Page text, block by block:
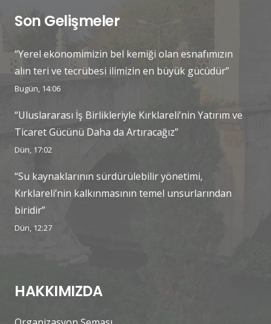
Son Gelişmeler
“Yerel ekonomimizin bel kemiği olan esnafımızın
alın teri ve tecrübesi ilimizin en büyük gücüdür”
Bugün, 14:06
“Uluslararası İş Birlikleriyle Kırklareli’nin Yatırım ve
Ticaret Gücünü Daha da Artıracağız”
Dün, 17:02
“Su kaynaklarının sürdürülebilir yönetimi,
Kırklareli’nin kalkınmasının temel unsurlarından
biridir”
Dün, 12:27
HAKKIMIZDA